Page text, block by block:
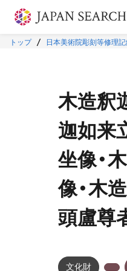
本文に飛ぶ
トップ 日本美術院彫刻等修理記
木造釈
迦如来
坐像・
像・木
頭盧尊
文化財